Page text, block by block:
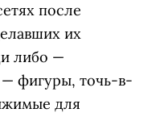
после
их
либо —
фигуры, точь-в-
для